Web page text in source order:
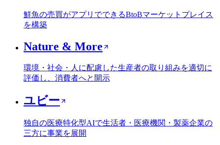
鮮魚の売買がアプリでできるBtoBマーケットプレイス
を構築
Nature & More
環境・社会・人に配慮した生産者の取り組みを適切に
評価し、消費者へと開示
ユビー
独自の医療特化型AIで生活者・医療機関・製薬企業の
三方に事業を展開